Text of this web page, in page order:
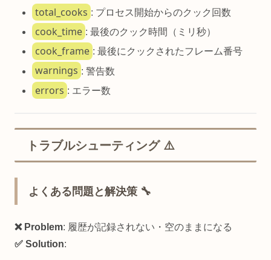
total_cooks : プロセス開始からのクック回数
cook_time : 最後のクック時間（ミリ秒）
cook_frame : 最後にクックされたフレーム番号
warnings : 警告数
errors : エラー数
トラブルシューティング ⚠️
よくある問題と解決策 🔧
❌ Problem: 履歴が記録されない・空のままになる
✅ Solution: